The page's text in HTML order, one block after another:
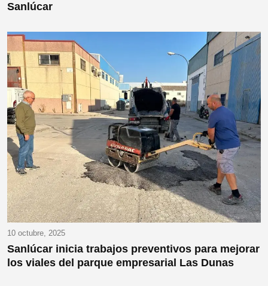
Sanlúcar
10 octubre, 2025
Sanlúcar inicia trabajos preventivos para mejorar
los viales del parque empresarial Las Dunas